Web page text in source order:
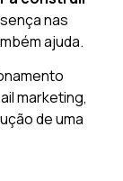
nas
ajuda.
marketing,
de uma